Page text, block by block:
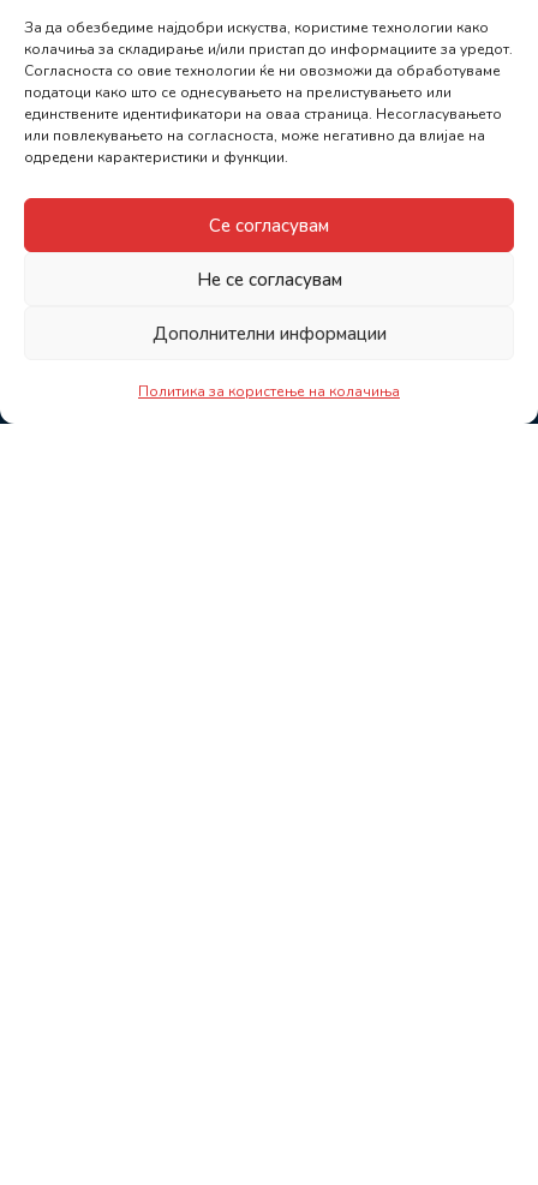
За да обезбедиме најдобри искуства, користиме технологии како
колачиња за складирање и/или пристап до информациите за уредот.
Согласноста со овие технологии ќе ни овозможи да обработуваме
податоци како што се однесувањето на прелистувањето или
единствените идентификатори на оваа страница. Несогласувањето
или повлекувањето на согласноста, може негативно да влијае на
одредени карактеристики и функции.
Се согласувам
Не се согласувам
Дополнителни информации
Политика за користење на колачиња